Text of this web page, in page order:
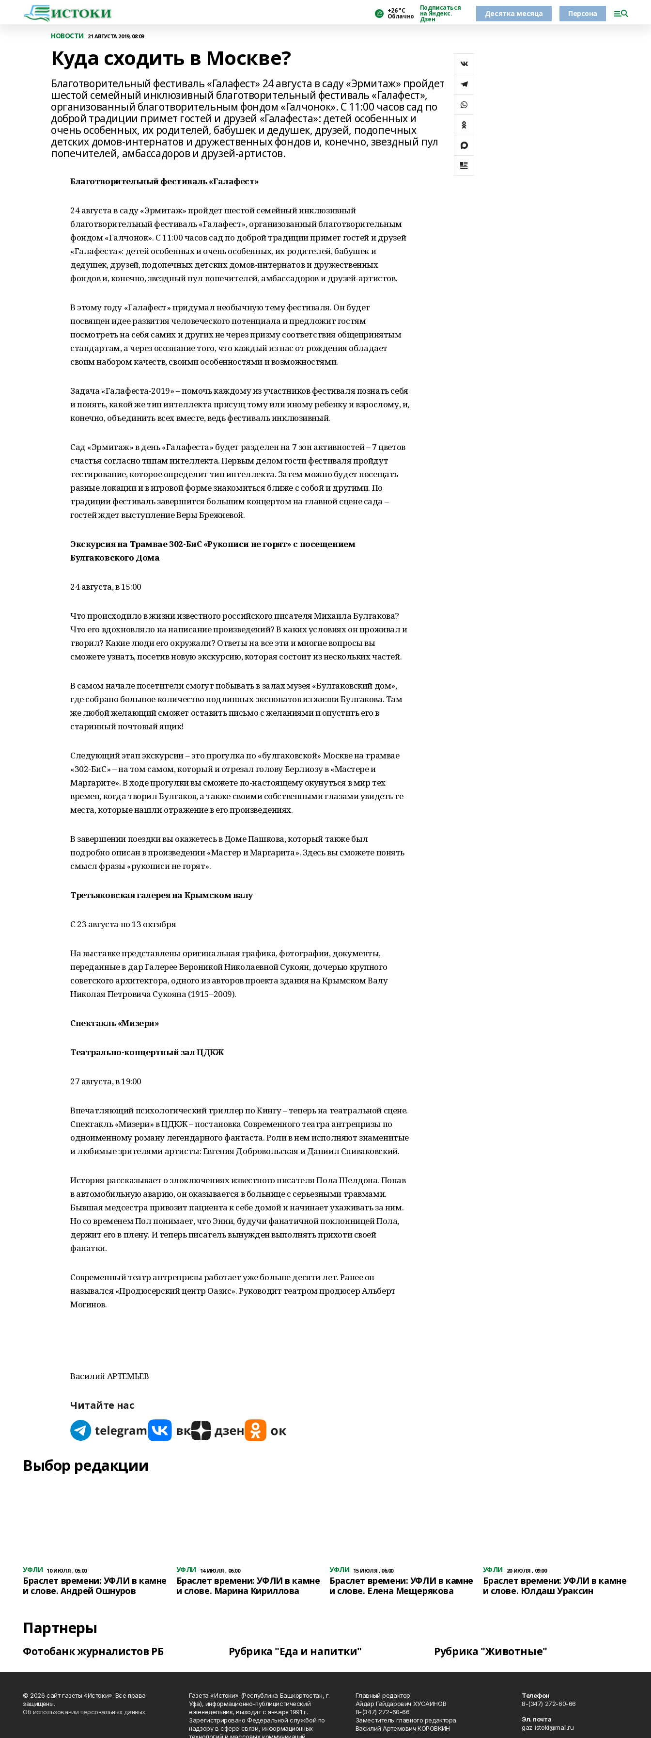
+26 °С
Облачно
Подписаться
на Яндекс.
Дзен
Десятка месяца Персона
НОВОСТИ 21 АВГУСТА 2019, 08:09
Куда сходить в Москве?
Благотворительный фестиваль «Галафест» 24 августа в саду «Эрмитаж» пройдет
шестой семейный инклюзивный благотворительный фестиваль «Галафест»,
организованный благотворительным фондом «Галчонок». С 11:00 часов сад по
доброй традиции примет гостей и друзей «Галафеста»: детей особенных и
очень особенных, их родителей, бабушек и дедушек, друзей, подопечных
детских домов-интернатов и дружественных фондов и, конечно, звездный пул
попечителей, амбассадоров и друзей-артистов.
Благотворительный фестиваль «Галафест»
24 августа в саду «Эрмитаж» пройдет шестой семейный инклюзивный
благотворительный фестиваль «Галафест», организованный благотворительным
фондом «Галчонок». С 11:00 часов сад по доброй традиции примет гостей и друзей
«Галафеста»: детей особенных и очень особенных, их родителей, бабушек и
дедушек, друзей, подопечных детских домов-интернатов и дружественных
фондов и, конечно, звездный пул попечителей, амбассадоров и друзей-артистов.
В этому году «Галафест» придумал необычную тему фестиваля. Он будет
посвящен идее развития человеческого потенциала и предложит гостям
посмотреть на себя самих и других не через призму соответствия общепринятым
стандартам, а через осознание того, что каждый из нас от рождения обладает
своим набором качеств, своими особенностями и возможностями.
Задача «Галафеста-2019» – помочь каждому из участников фестиваля познать себя
и понять, какой же тип интеллекта присущ тому или иному ребенку и взрослому, и,
конечно, объединить всех вместе, ведь фестиваль инклюзивный.
Сад «Эрмитаж» в день «Галафеста» будет разделен на 7 зон активностей – 7 цветов
счастья согласно типам интеллекта. Первым делом гости фестиваля пройдут
тестирование, которое определит тип интеллекта. Затем можно будет посещать
разные локации и в игровой форме знакомиться ближе с собой и другими. По
традиции фестиваль завершится большим концертом на главной сцене сада –
гостей ждет выступление Веры Брежневой.
Экскурсия на Трамвае 302-БиС «Рукописи не горят» с посещением
Булгаковского Дома
24 августа, в 15:00
Что происходило в жизни известного российского писателя Михаила Булгакова?
Что его вдохновляло на написание произведений? В каких условиях он проживал и
творил? Какие люди его окружали? Ответы на все эти и многие вопросы вы
сможете узнать, посетив новую экскурсию, которая состоит из нескольких частей.
В самом начале посетители смогут побывать в залах музея «Булгаковский дом»,
где собрано большое количество подлинных экспонатов из жизни Булгакова. Там
же любой желающий сможет оставить письмо с желаниями и опустить его в
старинный почтовый ящик!
Следующий этап экскурсии – это прогулка по «булгаковской» Москве на трамвае
«302-БиС» – на том самом, который и отрезал голову Берлиозу в «Мастере и
Маргарите». В ходе прогулки вы сможете по-настоящему окунуться в мир тех
времен, когда творил Булгаков, а также своими собственными глазами увидеть те
места, которые нашли отражение в его произведениях.
В завершении поездки вы окажетесь в Доме Пашкова, который также был
подробно описан в произведении «Мастер и Маргарита». Здесь вы сможете понять
смысл фразы «рукописи не горят».
Третьяковская галерея на Крымском валу
С 23 августа по 13 октября
На выставке представлены оригинальная графика, фотографии, документы,
переданные в дар Галерее Вероникой Николаевной Сукоян, дочерью крупного
советского архитектора, одного из авторов проекта здания на Крымском Валу
Николая Петровича Сукояна (1915–2009).
Спектакль «Мизери»
Театрально-концертный зал ЦДКЖ
27 августа, в 19:00
Впечатляющий психологический триллер по Кингу – теперь на театральной сцене.
Спектакль «Мизери» в ЦДКЖ – постановка Современного театра антрепризы по
одноименному роману легендарного фантаста. Роли в нем исполняют знаменитые
и любимые зрителями артисты: Евгения Добровольская и Даниил Спиваковский.
История рассказывает о злоключениях известного писателя Пола Шелдона. Попав
в автомобильную аварию, он оказывается в больнице с серьезными травмами.
Бывшая медсестра привозит пациента к себе домой и начинает ухаживать за ним.
Но со временем Пол понимает, что Энни, будучи фанатичной поклонницей Пола,
держит его в плену. И теперь писатель вынужден выполнять прихоти своей
фанатки.
Современный театр антрепризы работает уже больше десяти лет. Ранее он
назывался «Продюсерский центр Оазис». Руководит театром продюсер Альберт
Могинов.
Василий АРТЕМЬЕВ
Читайте нас
Выбор редакции
УФЛИ 10 ИЮЛЯ , 05:00
Браслет времени: УФЛИ в камне
и слове. Андрей Ошнуров
УФЛИ 14 ИЮЛЯ , 06:00
Браслет времени: УФЛИ в камне
и слове. Марина Кириллова
УФЛИ 15 ИЮЛЯ , 06:00
Браслет времени: УФЛИ в камне
и слове. Елена Мещерякова
УФЛИ 20 ИЮЛЯ , 09:00
Браслет времени: УФЛИ в камне
и слове. Юлдаш Ураксин
Партнеры
Фотобанк журналистов РБ Рубрика "Еда и напитки" Рубрика "Животные"
© 2026 сайт газеты «Истоки». Все права
защищены.
Об использовании персональных данных
Газета «Истоки» (Республика Башкортостан, г.
Уфа), информационно-публицистический
еженедельник, выходит с января 1991 г.
Зарегистрировано Федеральной службой по
надзору в сфере связи, информационных
Главный редактор
Айдар Гайдарович ХУСАИНОВ
8-(347) 272-60-66
Заместитель главного редактора
Василий Артемович КОРОВКИН
Телефон
8-(347) 272-60-66
Эл. почта
gaz_istoki@mail.ru